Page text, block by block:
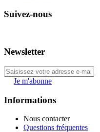
Suivez-nous
Newsletter
Je m'abonne
Informations
Nous contacter
Questions fréquentes